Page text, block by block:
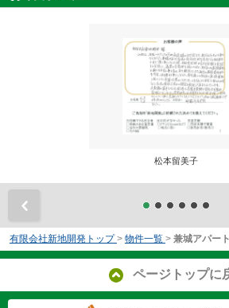
松本留美子
有限会社新地開発トップ > 物件一覧 > 兼城アパート
ページトップに